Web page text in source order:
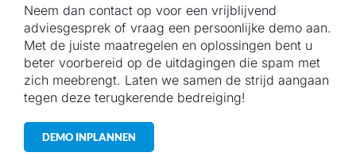
Neem dan contact op voor een vrijblijvend
adviesgesprek of vraag een persoonlijke demo aan.
Met de juiste maatregelen en oplossingen bent u
beter voorbereid op de uitdagingen die spam met
zich meebrengt. Laten we samen de strijd aangaan
tegen deze terugkerende bedreiging!
DEMO INPLANNEN